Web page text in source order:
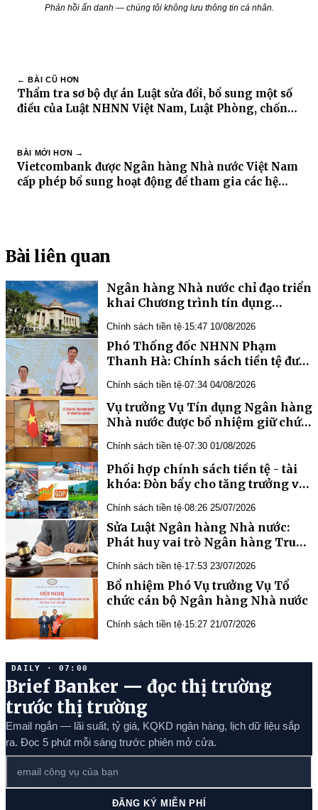
Phản hồi ẩn danh — chúng tôi không lưu thông tin cá nhân.
← BÀI CŨ HƠN
Thẩm tra sơ bộ dự án Luật sửa đổi, bổ sung một số
điều của Luật NHNN Việt Nam, Luật Phòng, chống
BÀI MỚI HƠN →
Vietcombank được Ngân hàng Nhà nước Việt Nam
cấp phép bổ sung hoạt động để tham gia các hệ
Bài liên quan
Ngân hàng Nhà nước chỉ đạo triển
khai Chương trình tín dụng
trưởng kinh tế và doanh nghiệp
nhỏ và vừa
Chính sách tiền tệ·15:47 10/08/2026
Phó Thống đốc NHNN Phạm
Thanh Hà: Chính sách tiền tệ được
dư địa hỗ trợ mục tiêu tăng trưởng
Chính sách tiền tệ·07:34 04/08/2026
Vụ trưởng Vụ Tín dụng Ngân hàng
Nhà nước được bổ nhiệm giữ chức
Chính sách tiền tệ·07:30 01/08/2026
Phối hợp chính sách tiền tệ - tài
khóa: Đòn bẩy cho tăng trưởng và
Chính sách tiền tệ·08:26 25/07/2026
Phát huy vai trò Ngân hàng Trung
Chính sách tiền tệ·17:53 23/07/2026
Bổ nhiệm Phó Vụ trưởng Vụ Tổ
chức cán bộ Ngân hàng Nhà nước
Chính sách tiền tệ·15:27 21/07/2026
DAILY · 07:00
Brief Banker — đọc thị trường
trước thị trường
Email ngắn — lãi suất, tỷ giá, KQKD ngân hàng, lịch dữ liệu sắp
ra. Đọc 5 phút mỗi sáng trước phiên mở cửa.
ĐĂNG KÝ MIỄN PHÍ